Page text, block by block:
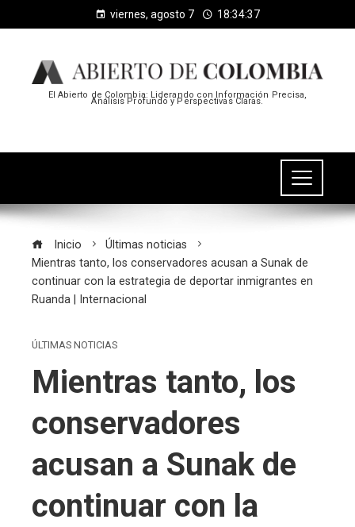
viernes, agosto 7 18:34:37
El Abierto de Colombia: Liderando con Información Precisa,
Análisis Profundo y Perspectivas Claras.
Inicio
Últimas noticias
Mientras tanto, los conservadores acusan a Sunak de
continuar con la estrategia de deportar inmigrantes en
Ruanda | Internacional
ÚLTIMAS NOTICIAS
Mientras tanto, los
conservadores
acusan a Sunak de
continuar con la